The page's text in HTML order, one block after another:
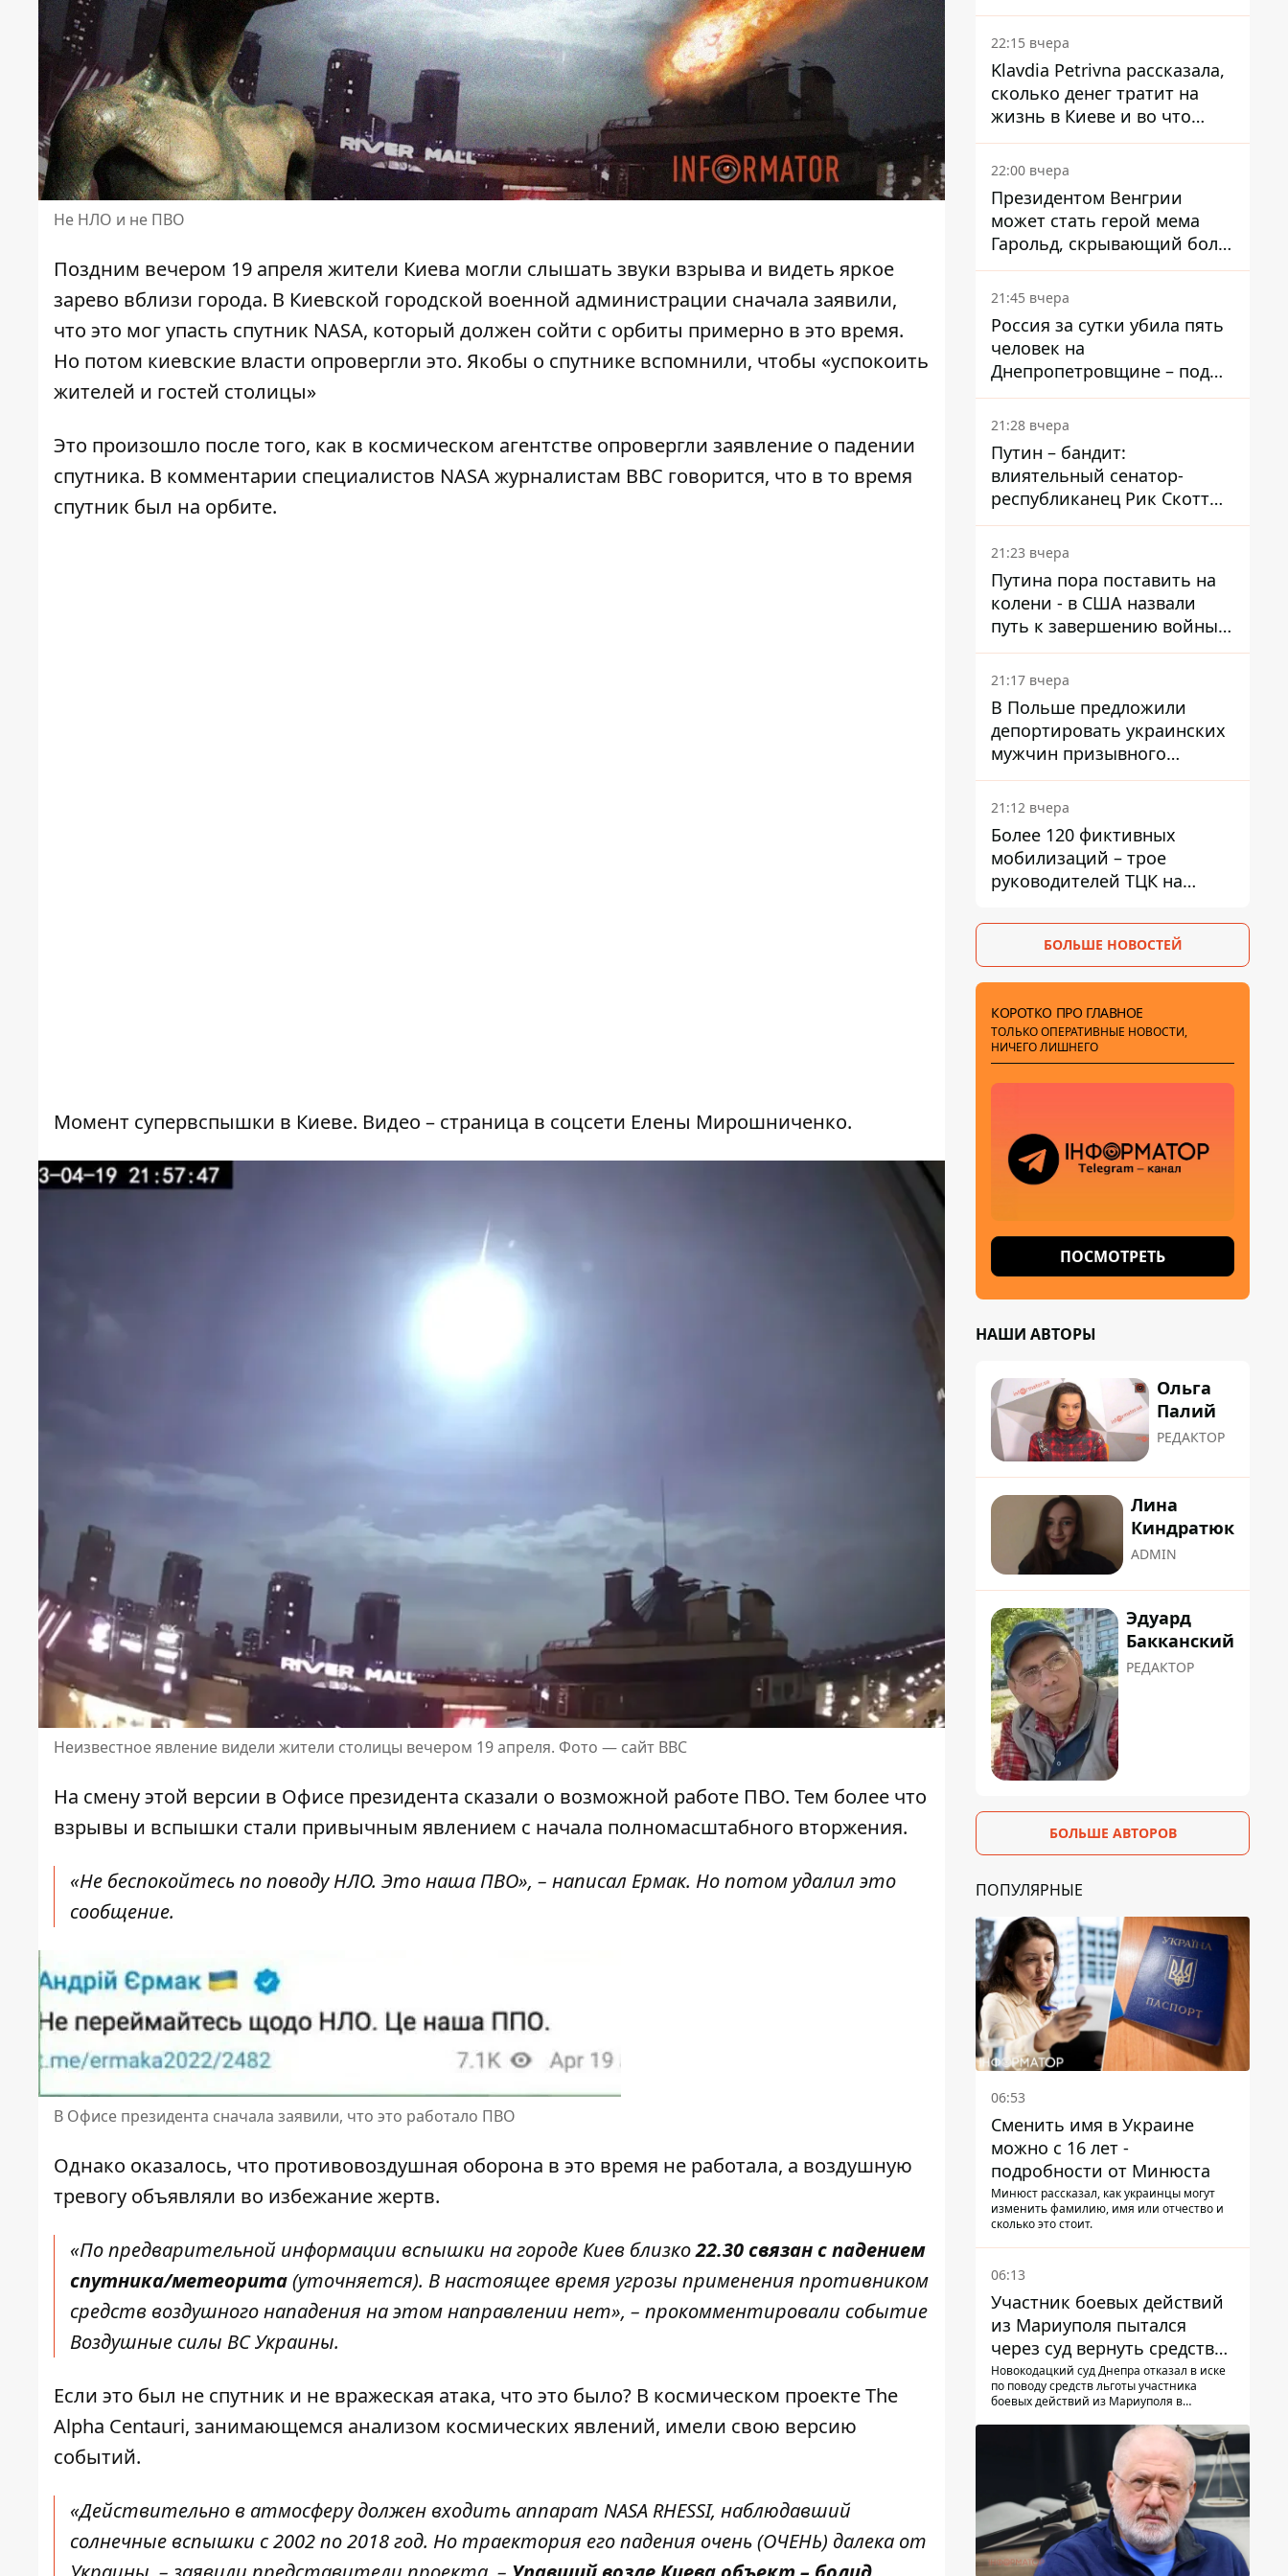
Не НЛО и не ПВО
Поздним вечером 19 апреля жители Киева могли слышать звуки взрыва и видеть яркое
зарево вблизи города. В Киевской городской военной администрации сначала заявили,
что это мог упасть спутник NASA, который должен сойти с орбиты примерно в это время.
Но потом киевские власти опровергли это. Якобы о спутнике вспомнили, чтобы «успокоить
жителей и гостей столицы»
Это произошло после того, как в космическом агентстве опровергли заявление о падении
спутника. В комментарии специалистов NASA журналистам BBC говорится, что в то время
спутник был на орбите.
Момент супервспышки в Киеве. Видео – страница в соцсети Елены Мирошниченко.
Неизвестное явление видели жители столицы вечером 19 апреля. Фото — сайт ВВС
На смену этой версии в Офисе президента сказали о возможной работе ПВО. Тем более что
взрывы и вспышки стали привычным явлением с начала полномасштабного вторжения.
«Не беспокойтесь по поводу НЛО. Это наша ПВО», – написал Ермак. Но потом удалил это
сообщение.
В Офисе президента сначала заявили, что это работало ПВО
Однако оказалось, что противовоздушная оборона в это время не работала, а воздушную
тревогу объявляли во избежание жертв.
«По предварительной информации вспышки на городе Киев близко22.30 связан с падением
спутника/метеорита(уточняется). В настоящее время угрозы применения противником
средств воздушного нападения на этом направлении нет», – прокомментировали событие
Воздушные силы ВС Украины.
Если это был не спутник и не вражеская атака, что это было? В космическом проекте The
Alpha Centauri, занимающемся анализом космических явлений, имели свою версию
событий.
«Действительно в атмосферу должен входить аппарат NASA RHESSI, наблюдавший
солнечные вспышки с 2002 по 2018 год. Но траектория его падения очень (ОЧЕНЬ) далека от
собственного Центробанка,
заставив снизить базовую
ставку
22:15 вчера
Klavdia Petrivna рассказала,
сколько денег тратит на
жизнь в Киеве и во что
вкладывает миллионы
22:00 вчера
Президентом Венгрии
может стать герой мема
Гарольд, скрывающий боль
– он возглавил народное
голосование
21:45 вчера
Россия за сутки убила пять
человек на
Днепропетровщине – под
ударами оказались пять
районов области
21:28 вчера
Путин – бандит:
влиятельный сенатор-
республиканец Рик Скотт
призвал Конгресс привлечь
РФ к ответственности за
войну в Украине
21:23 вчера
Путина пора поставить на
колени - в США назвали
путь к завершению войны -
National Security Journal
21:17 вчера
В Польше предложили
депортировать украинских
мужчин призывного
возраста - кого это может
затронуть
21:12 вчера
Более 120 фиктивных
мобилизаций – трое
руководителей ТЦК на
получили подозрения за
фейковые отчеты
БОЛЬШЕ НОВОСТЕЙ
КОРОТКО ПРО ГЛАВНОЕ
ТОЛЬКО ОПЕРАТИВНЫЕ НОВОСТИ,
НИЧЕГО ЛИШНЕГО
ПОСМОТРЕТЬ
НАШИ АВТОРЫ
Ольга
Палий
РЕДАКТОР
Лина
Киндратюк
ADMIN
Эдуард
Бакканский
РЕДАКТОР
БОЛЬШЕ АВТОРОВ
ПОПУЛЯРНЫЕ
06:53
Сменить имя в Украине
можно с 16 лет -
подробности от Минюста
Минюст рассказал, как украинцы могут
изменить фамилию, имя или отчество и
сколько это стоит.
06:13
Участник боевых действий
из Мариуполя пытался
через суд вернуть средства
субсидии со счета в
Ощадбанке – каким было
Новокодацкий суд Днепра отказал в иске
по поводу средств льготы участника
боевых действий из Мариуполя в